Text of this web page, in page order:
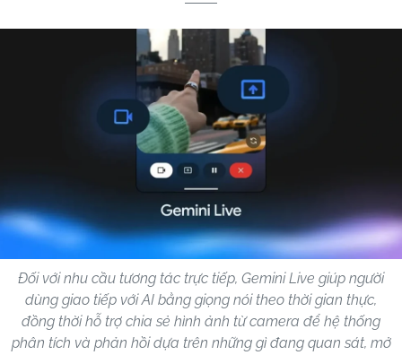
Đối với nhu cầu tương tác trực tiếp, Gemini Live giúp người
dùng giao tiếp với AI bằng giọng nói theo thời gian thực,
đồng thời hỗ trợ chia sẻ hình ảnh từ camera để hệ thống
phân tích và phản hồi dựa trên những gì đang quan sát, mở